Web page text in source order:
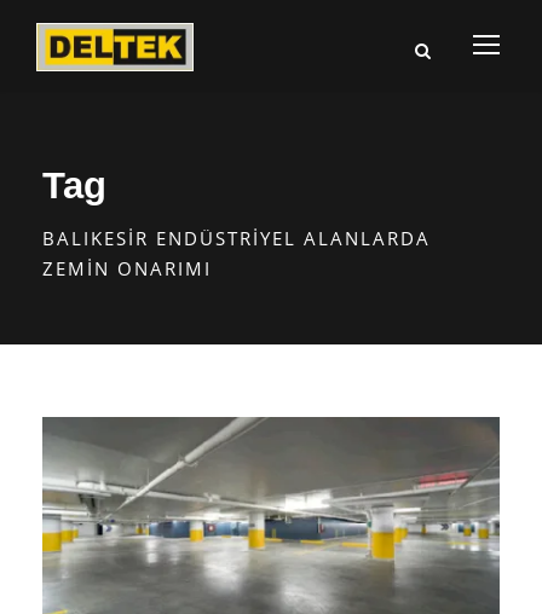
Tag
BALIKESIR ENDÜSTRIYEL ALANLARDA
ZEMIN ONARIMI